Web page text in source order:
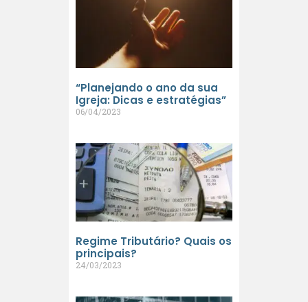
“Planejando o ano da sua
Igreja: Dicas e estratégias”
06/04/2023
Regime Tributário? Quais os
principais?
24/03/2023